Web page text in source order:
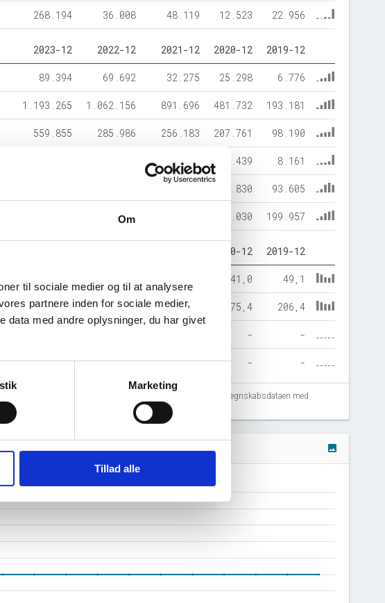
Om
til sociale medier og til at analysere
partnere inden for sociale medier,
data med andre oplysninger, du har givet
Marketing
Tillad alle
268.194 36.008 48.119 12.523 22.956
2023-12 2022-12 2021-12 2020-12 2019-12
89.394 69.692 32.275 25.298 6.776
1.193.265 1.062.156 891.696 481.732 193.181
559.855 285.986 256.183 207.761 98.190
19.158 16.439 8.161
282.830 93.605
1.131.848 507.030 199.957
2020-12 2019-12
41,0 49,1
190,6 131,1 139,2 175,4 206,4
- -
22,1 2,6 5,1 - -
ved eventuelle fejlregistreringer. Vi anbefaler at krydstjekke regnskabsdataen med
image